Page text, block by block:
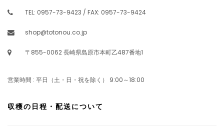
TEL: 0957-73-9423 / FAX: 0957-73-9424
shop@totonou.co.jp
〒855-0062 長崎県島原市本町乙487番地1
営業時間 : 平日（土・日・祝を除く） 9:00～18:00
収穫の日程・配送について